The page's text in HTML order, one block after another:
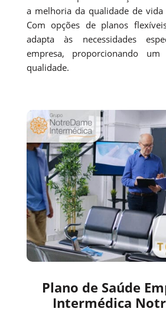
a melhoria da qualidade de
Com opções de planos
adapta às necessidades
empresa, proporcionando
qualidade.
Plano de Saúde
Intermédica